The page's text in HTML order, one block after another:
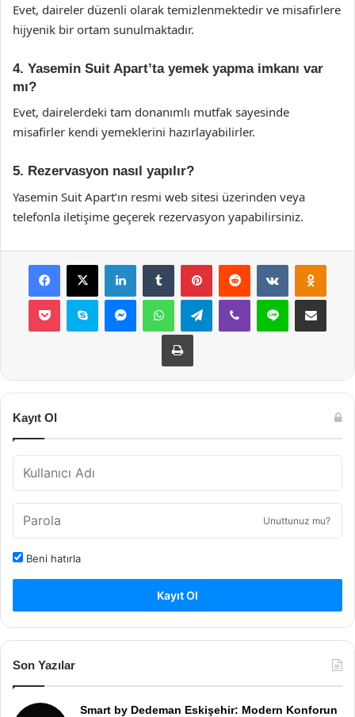
Evet, daireler düzenli olarak temizlenmektedir ve misafirlere
hijyenik bir ortam sunulmaktadır.
4. Yasemin Suit Apart’ta yemek yapma imkanı var
mı?
Evet, dairelerdeki tam donanımlı mutfak sayesinde
misafirler kendi yemeklerini hazırlayabilirler.
5. Rezervasyon nasıl yapılır?
Yasemin Suit Apart’ın resmi web sitesi üzerinden veya
telefonla iletişime geçerek rezervasyon yapabilirsiniz.
Facebook
X LinkedInTumblr PinterestReddit VKontakte
Pocket Skype MessengerWhatsAppTelegramViber Line E-Posta ile
Yazdır
Kayıt Ol
Unuttunuz mu?
Beni hatırla
Kayıt Ol
Son Yazılar
Smart by Dedeman Eskişehir: Modern Konforun